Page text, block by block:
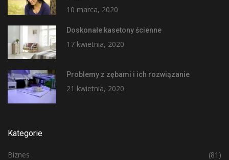
10 marca, 2020
Doskonałe kasetony ścienne
17 kwietnia, 2020
Problemy z zębami i ich rozwiązanie
21 kwietnia, 2020
Kategorie
Biznes (81)